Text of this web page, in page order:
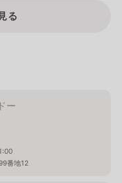
る
ー
番地12